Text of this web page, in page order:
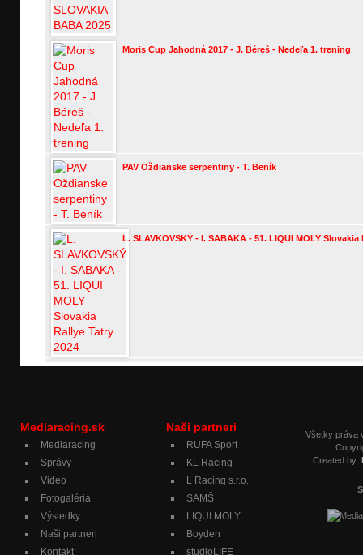
Moris Cup Jahodná 2017 - J. Béreš - Nedeľa 1. trening
PAV Oždianske serpentiny - T. Beník
L. SLAVKOVSKÝ - I. SABAKA - 51. LIQUI MOLY Slovakia
Mediaracing.sk
Mediaracing
Správy
Video
Fotogaléria
Výsledky
Naši partneri
Kontakt
Všetky práva
Created by
Naši partneri
RUFA Sport
KL Racing
L Racing s.r.o.
SAMŠ
LIQUI MOLY
Boyden
studioLIFE